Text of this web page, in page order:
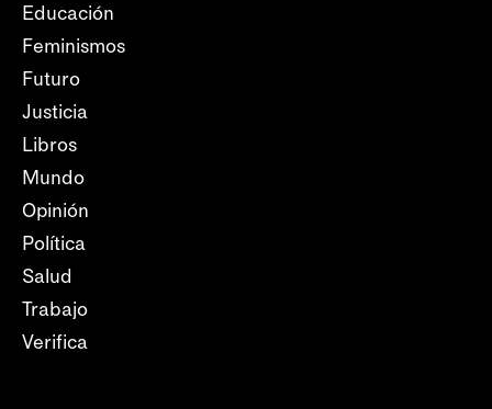
Educación
Feminismos
Futuro
Justicia
Libros
Mundo
Opinión
Política
Salud
Trabajo
Verifica